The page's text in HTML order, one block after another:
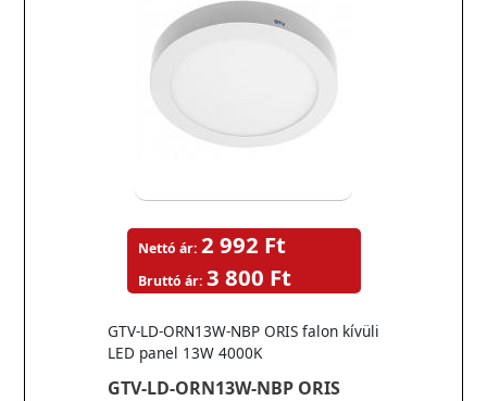
GTV-LD-ORN13W-NBP ORIS
GTV-LD-ORN13W-NBP ORIS falon kívüli
LED panel 13W 4000K
Nettó ár: 2 992 Ft
Bruttó ár: 3 800 Ft